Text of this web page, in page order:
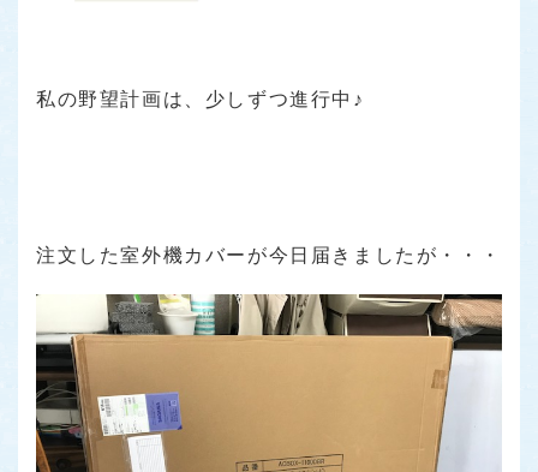
私の野望計画は、少しずつ進行中♪
注文した室外機カバーが今日届きましたが・・・